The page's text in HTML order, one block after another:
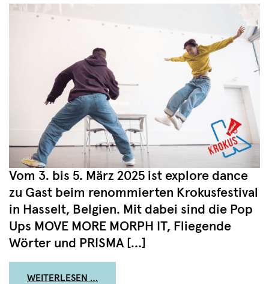
Vom 3. bis 5. März 2025 ist explore dance
zu Gast beim renommierten Krokusfestival
in Hasselt, Belgien. Mit dabei sind die Pop
Ups MOVE MORE MORPH IT, Fliegende
Wörter und PRISMA […]
WEITERLESEN …